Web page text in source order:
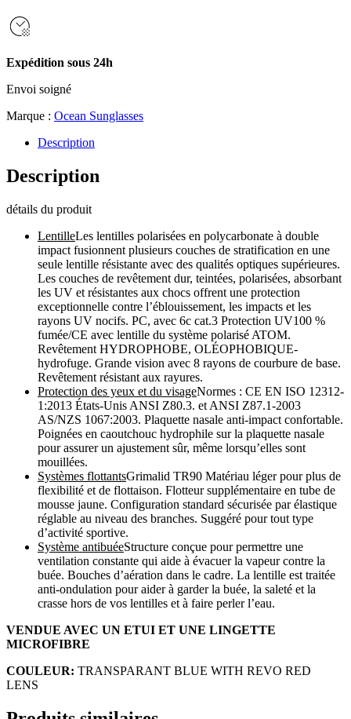
Expédition sous 24h
Envoi soigné
Marque : Ocean Sunglasses
Description
Description
détails du produit
LentilleLes lentilles polarisées en polycarbonate à double
impact fusionnent plusieurs couches de stratification en une
seule lentille résistante avec des qualités optiques supérieures.
Les couches de revêtement dur, teintées, polarisées, absorbant
les UV et résistantes aux chocs offrent une protection
exceptionnelle contre l’éblouissement, les impacts et les
rayons UV nocifs. PC, avec 6c cat.3 Protection UV100 %
fumée/CE avec lentille du système polarisé ATOM.
Revêtement HYDROPHOBE, OLÉOPHOBIQUE-
hydrofuge. Grande vision avec 8 rayons de courbure de base.
Revêtement résistant aux rayures.
Protection des yeux et du visageNormes : CE EN ISO 12312-
1:2013 États-Unis ANSI Z80.3. et ANSI Z87.1-2003
AS/NZS 1067:2003. Plaquette nasale anti-impact confortable.
Poignées en caoutchouc hydrophile sur la plaquette nasale
pour assurer un ajustement sûr, même lorsqu’elles sont
mouillées.
Systèmes flottantsGrimalid TR90 Matériau léger pour plus de
flexibilité et de flottaison. Flotteur supplémentaire en tube de
mousse jaune. Configuration standard sécurisée par élastique
réglable au niveau des branches. Suggéré pour tout type
d’activité sportive.
Système antibuéeStructure conçue pour permettre une
ventilation constante qui aide à évacuer la vapeur contre la
buée. Bouches d’aération dans le cadre. La lentille est traitée
anti-ondulation pour aider à garder la buée, la saleté et la
crasse hors de vos lentilles et à faire perler l’eau.
VENDUE AVEC UN ETUI ET UNE LINGETTE
MICROFIBRE
COULEUR: TRANSPARANT BLUE WITH REVO RED
LENS